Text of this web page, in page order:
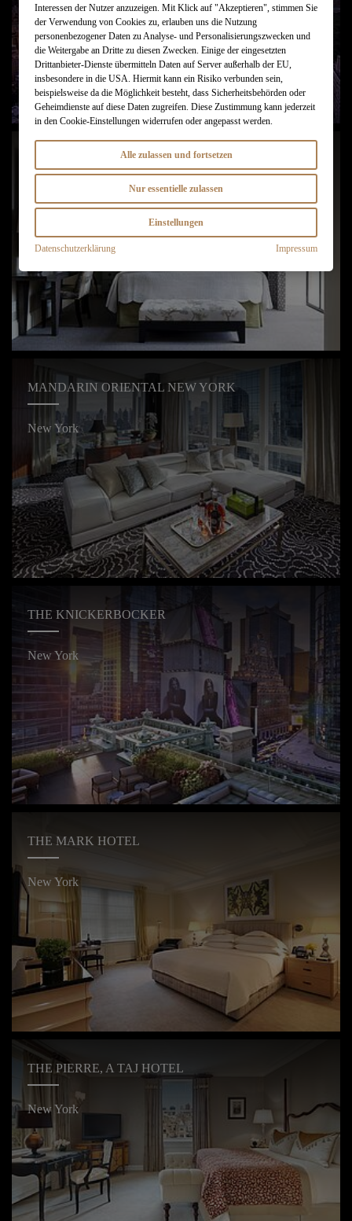
CROSBY STREET HOTEL
New York
MANDARIN ORIENTAL NEW YORK
New York
THE KNICKERBOCKER
New York
THE MARK HOTEL
New York
THE PIERRE, A TAJ HOTEL
New York
Interessen der Nutzer anzuzeigen. Mit Klick auf "Akzeptieren", stimmen Sie
der Verwendung von Cookies zu, erlauben uns die Nutzung
personenbezogener Daten zu Analyse- und Personalisierungszwecken und
die Weitergabe an Dritte zu diesen Zwecken. Einige der eingesetzten
Drittanbieter-Dienste übermitteln Daten auf Server außerhalb der EU,
insbesondere in die USA. Hiermit kann ein Risiko verbunden sein,
beispielsweise da die Möglichkeit besteht, dass Sicherheitsbehörden oder
Geheimdienste auf diese Daten zugreifen. Diese Zustimmung kann jederzeit
in den Cookie-Einstellungen widerrufen oder angepasst werden.
Alle zulassen und fortsetzen
Nur essentielle zulassen
Einstellungen
Datenschutzerklärung Impressum